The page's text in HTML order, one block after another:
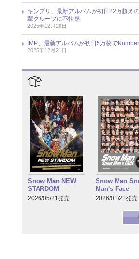
キンプリ、最新アルバムが初日22万超
輩グループに不快感
2025年12月28日
IMP.、最新アルバムが初日5万枚で
2025年12月21日
Snow Man NEW
STARDOM
2026/05/21発売
Snow Man
Man's Face
2026/01/21発売